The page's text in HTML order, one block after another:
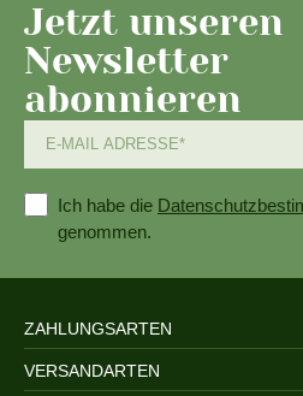
Jetzt unseren
Newsletter
abonnieren
Ich habe die
genommen.
ZAHLUNGSARTEN
VERSANDARTEN